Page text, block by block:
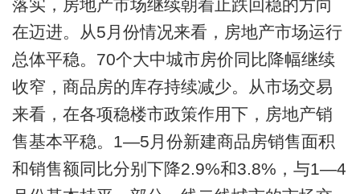
落实，房地产市场继续朝着止跌回稳的方向
在迈进。从5月份情况来看，房地产市场运行
总体平稳。70个大中城市房价同比降幅继续
收窄，商品房的库存持续减少。从市场交易
来看，在各项稳楼市政策作用下，房地产销
售基本平稳。1—5月份新建商品房销售面积
和销售额同比分别下降2.9%和3.8%，与1—4